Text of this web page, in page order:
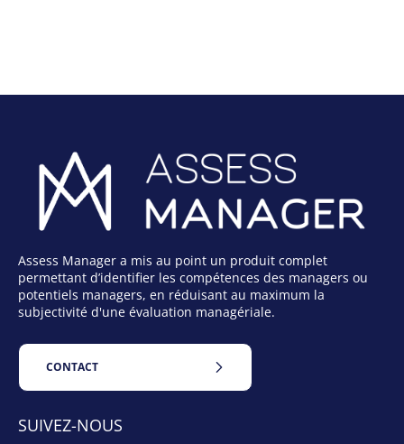
Assess Manager a mis au point un produit complet
permettant d’identifier les compétences des managers ou
potentiels managers, en réduisant au maximum la
subjectivité d'une évaluation managériale.
CONTACT
SUIVEZ-NOUS